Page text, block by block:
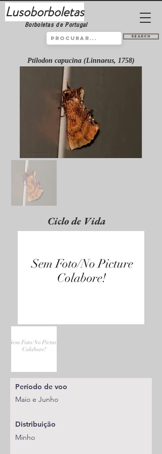
Lusoborboletas
Borboletas de Portugal
Search
Ptilodon capucina (Linnaeus, 1758)
Ciclo de Vida
Período de voo
Maio e Junho
Distribuição
Minho